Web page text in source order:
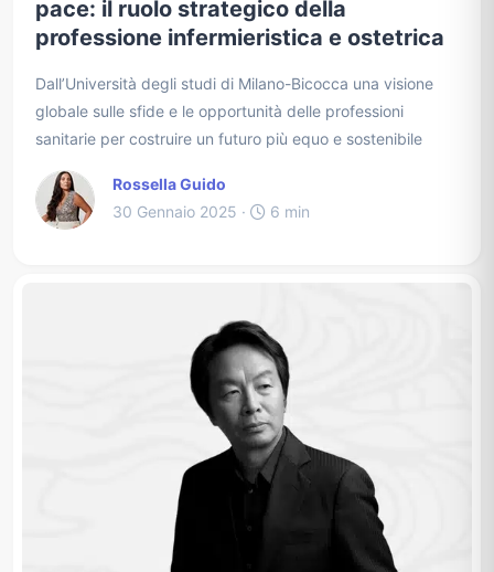
pace: il ruolo strategico della
professione infermieristica e ostetrica
Dall’Università degli studi di Milano-Bicocca una visione
globale sulle sfide e le opportunità delle professioni
sanitarie per costruire un futuro più equo e sostenibile
Rossella Guido
30 Gennaio 2025 ·
6 min